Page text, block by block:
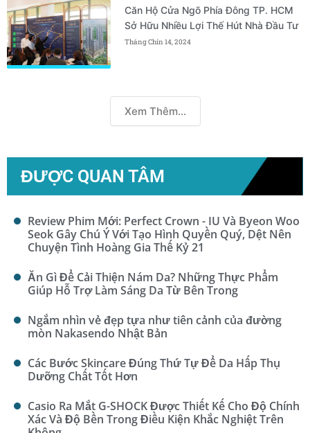
Căn Hộ Cửa Ngõ Phía Đông TP. HCM
Sở Hữu Nhiều Lợi Thế Hút Nhà Đầu Tư
Tháng Chín 14, 2024
Xem Thêm...
ĐƯỢC QUAN TÂM
Review Phim Mới: Perfect Crown - IU Và Byeon Woo
Seok Gây Chú Ý Với Tạo Hình Quyền Quý, Dệt Nên
Chuyện Tình Hoàng Gia Thế Kỷ 21
Ăn Gì Để Cải Thiện Nám Da? Những Thực Phẩm
Giúp Hỗ Trợ Làm Sáng Da Từ Bên Trong
Ngắm nhìn vẻ đẹp tựa như tiên cảnh của đường
mòn Nakasendo Nhật Bản
Các Bước Skincare Đúng Thứ Tự Để Da Hấp Thụ
Dưỡng Chất Tốt Hơn
Casio Ra Mắt G-SHOCK Được Thiết Kế Cho Độ Chính
Xác Và Độ Bền Trong Điều Kiện Khắc Nghiệt Trên